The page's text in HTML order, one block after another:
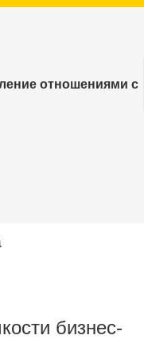
отношениями с
бизнес-